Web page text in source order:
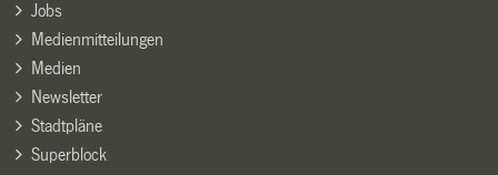
Jobs
Medienmitteilungen
Medien
Newsletter
Stadtpläne
Superblock